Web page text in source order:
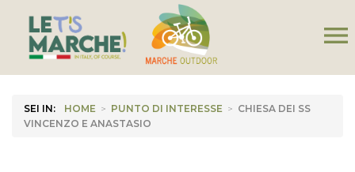
menu
SEI IN: HOME > PUNTO DI INTERESSE > CHIESA DEI SS
VINCENZO E ANASTASIO